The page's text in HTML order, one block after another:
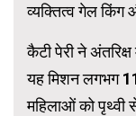
व्यक्तित्व गेल किंग
कैटी पेरी ने
यह मिशन लगभग
महिलाओं को